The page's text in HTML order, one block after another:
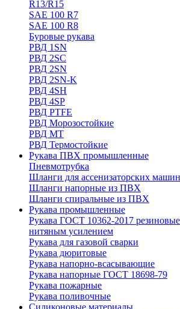
R13/R15
SAE 100 R7
SAE 100 R8
Буровые рукава
РВД 1SN
РВД 2SC
РВД 2SN
РВД 2SN-K
РВД 4SH
РВД 4SP
РВД PTFE
РВД Морозостойкие
РВД МТ
РВД Термостойкие
Рукава ПВХ промышленные
Пневмотрубка
Шланги для ассенизаторских машин
Шланги напорные из ПВХ
Шланги спиральные из ПВХ
Рукава промышленные
Рукава ГОСТ 10362-2017
нитяным усилением
Рукава для газовой сварки
Рукава дюритовые
Рукава напорно-всасывающие
Рукава напорные ГОСТ 18698-79
Рукава пожарные
Рукава поливочные
Силиконовые материалы